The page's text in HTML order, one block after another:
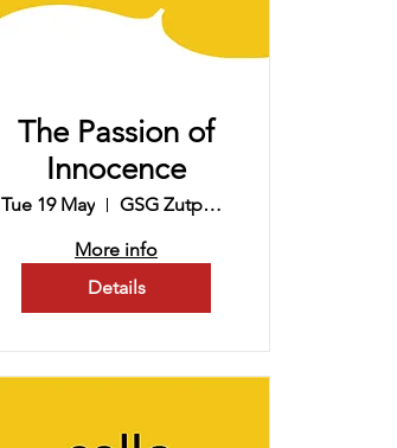
The Passion of
Innocence
Tue 19 May
GSG Zutphen, De Lichtbron
More info
Details